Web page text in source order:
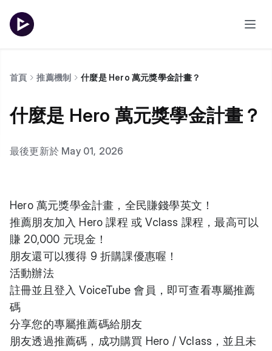
首頁 推薦機制 什麼是 Hero 萬元獎學金計畫？
什麼是 Hero 萬元獎學金計畫？
最後更新於 May 01, 2026
Hero 萬元獎學金計畫，全民賺錢學英文！
推薦朋友加入 Hero 課程 或 Vclass 課程，最高可以
賺 20,000 元現金！
朋友還可以獲得 9 折購課優惠喔！
活動辦法
註冊並且登入 VoiceTube 會員，即可查看專屬推薦
碼
分享您的專屬推薦碼給朋友
朋友透過推薦碼，成功購買 Hero / Vclass，並且未